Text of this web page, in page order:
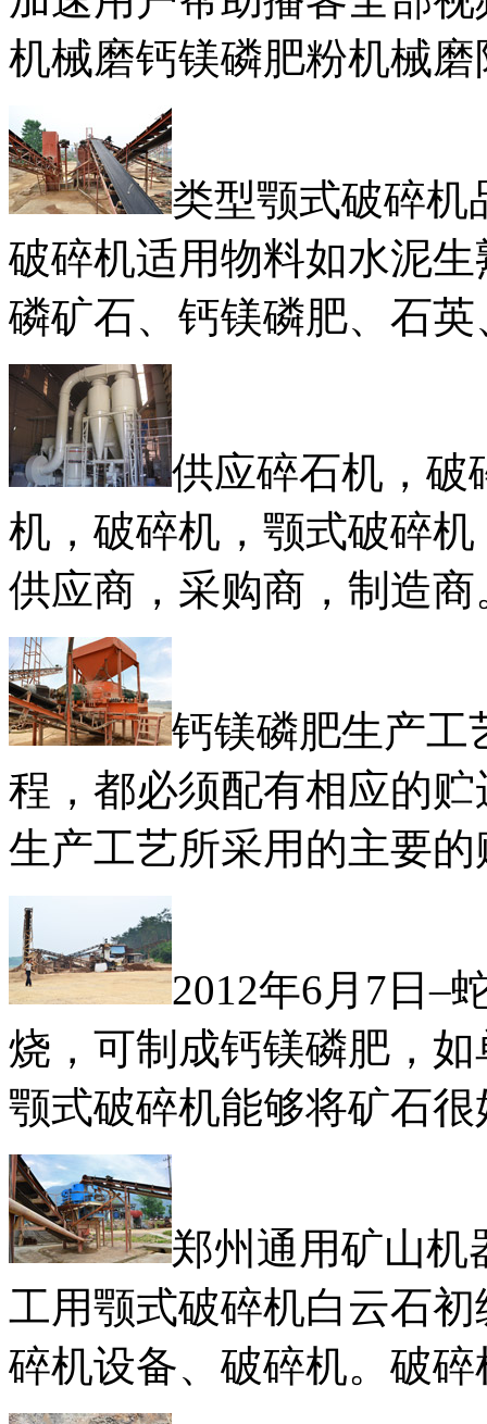
机械磨钙镁磷肥粉机械
类型颚式破碎机
破碎机适用物料如水泥
磷矿石、钙镁磷肥、石英
供应碎石机，破
机，破碎机，颚式破碎
供应商，采购商，制造
钙镁磷肥生产工
程，都必须配有相应的
生产工艺所采用的主要
2012年6月7日–
烧，可制成钙镁磷肥，
颚式破碎机能够将矿石
郑州通用矿山机
工用颚式破碎机白云石
碎机设备、破碎机。破